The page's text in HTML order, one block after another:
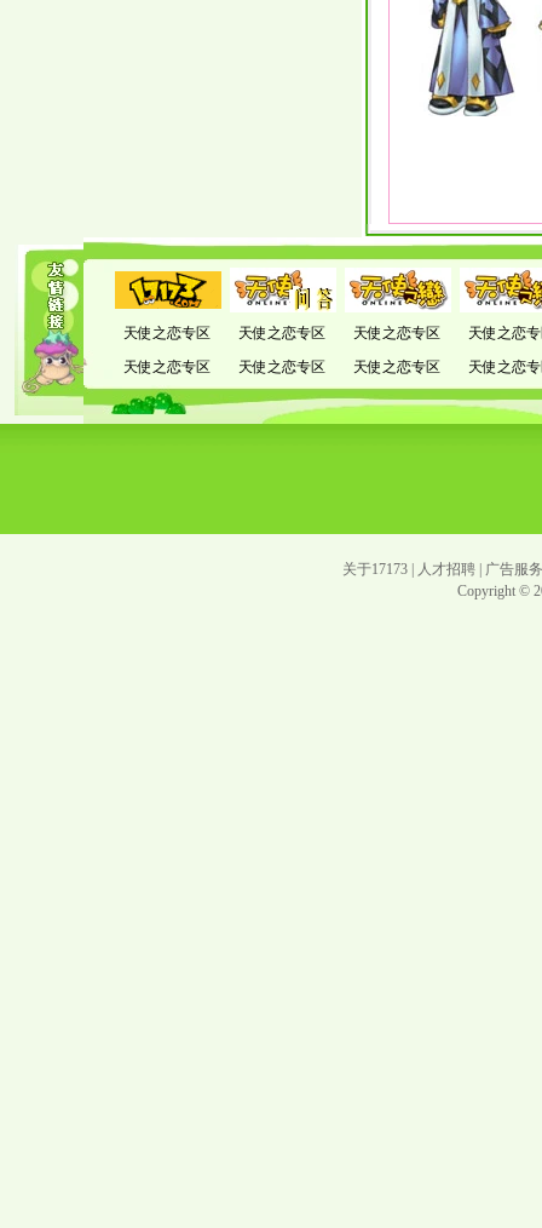
天使之恋专区 天使之恋专区 天使之恋专区
天使之恋
天使之恋专区
天使之恋专区 天使之恋专区 天使之恋
关于17173 人才招聘
广告服务
Copyright ©